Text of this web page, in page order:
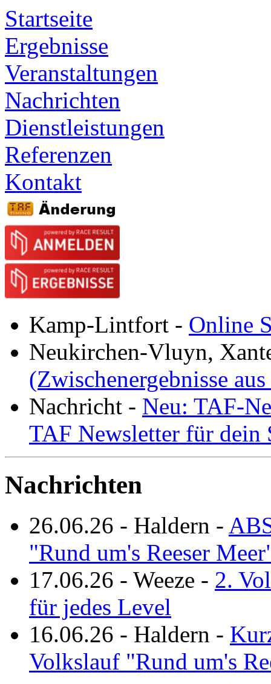
Startseite
Ergebnisse
Veranstaltungen
Nachrichten
Dienstleistungen
Referenzen
Kontakt
Kamp-Lintfort - Online
Neukirchen-Vluyn,
(Zwischenergebnisse
Nachricht - Neu: TAF-
TAF Newsletter für dein
Nachrichten
26.06.26 - Haldern -
"Rund um's Reeser
17.06.26 - Weeze - 2.
für jedes Level
16.06.26 - Haldern -
Volkslauf "Rund um's